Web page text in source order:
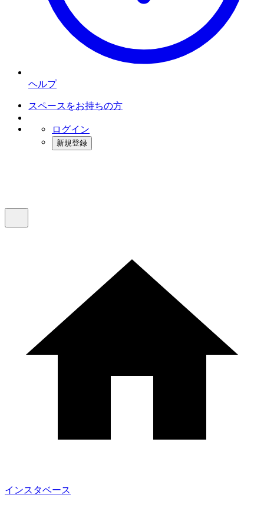
ヘルプ
スペースをお持ちの方
ログイン
新規登録
インスタベース